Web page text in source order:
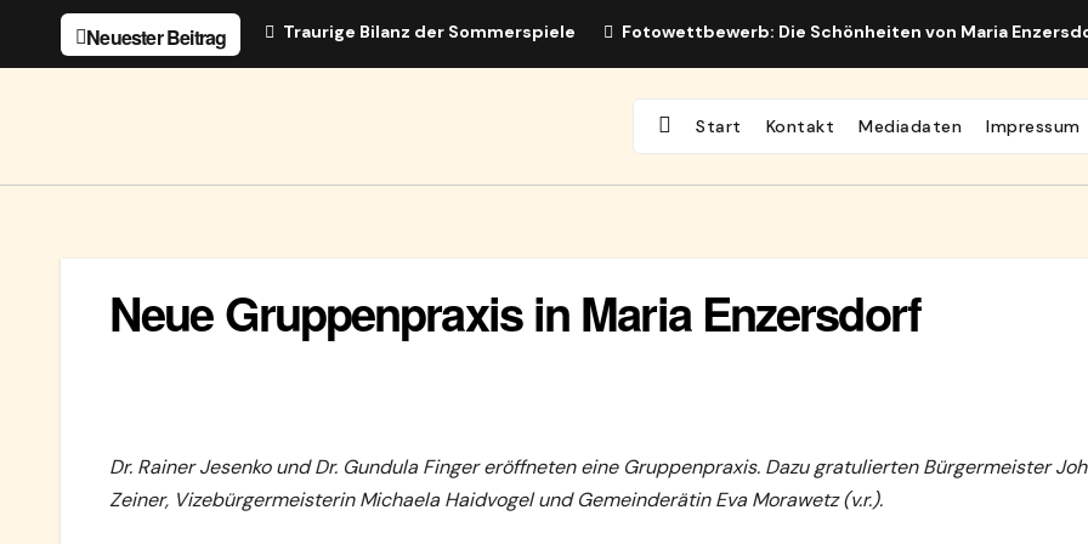
Neuester Beitrag Traurige Bilanz der Sommerspiele Fotowettbewerb: Die Schönheiten von Maria
Start Kontakt Mediadaten Impressum
Neue Gruppenpraxis in Maria Enzersdorf
Dr. Rainer Jesenko und Dr. Gundula Finger eröffneten eine Gruppenpraxis. Dazu gratulierten Bürgermeister
Zeiner, Vizebürgermeisterin Michaela Haidvogel und Gemeinderätin Eva Morawetz (v.r.).